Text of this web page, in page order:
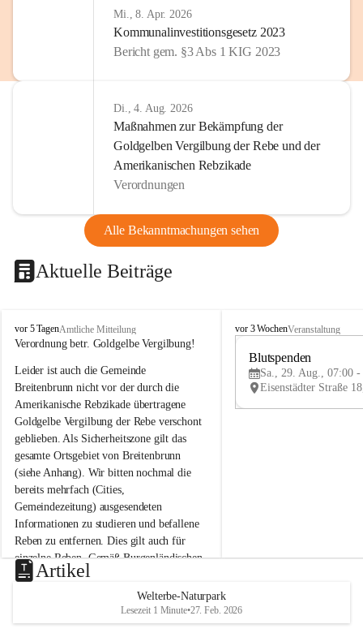
Mi., 8. Apr. 2026
Kommunalinvestitionsgesetz 2023
Bericht gem. §3 Abs 1 KIG 2023
Di., 4. Aug. 2026
Maßnahmen zur Bekämpfung der
Goldgelben Vergilbung der Rebe und der
Amerikanischen Rebzikade
Verordnungen
Alle Bekanntmachungen sehen
Aktuelle Beiträge
B
r
i
t
e
n
b
r
u
n
n
a
m
N
e
u
s
d
vor 5 TagenAmtliche Mitteilung
Verordnung betr. Goldgelbe Vergilbung!
Leider ist auch die Gemeinde
Breitenbrunn nicht vor der durch die
Amerikanische Rebzikade übertragene
Goldgelbe Vergilbung der Rebe verschont
geblieben. Als Sicherheitszone gilt das
gesamte Ortsgebiet von Breitenbrunn
(siehe Anhang). Wir bitten nochmal die
bereits mehrfach (Cities,
Gemeindezeitung) ausgesendeten
Informationen zu studieren und befallene
Reben zu entfernen. Dies gilt auch für
einzelne Reben. Gemäß Burgenländischen
Weinbaugesetz sind nicht gepflegte oder
unzulässige Weingärten zu roden! Bitte
helfen wir zusammen um unsere Winzer
vor den prognostizierten Ernteausfällen
B
e
u
e
d
vor 3 WochenVeranstaltung
Blutspenden
Sa., 29. Aug., 07:00 -
Artikel
Welterbe-Naturpark
Lesezeit 1 Minute•27. Feb. 2026